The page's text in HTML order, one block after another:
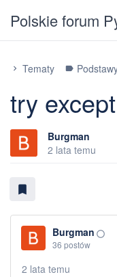
Polskie forum
chevron_right Tematy label
try except
Burgman
2 lata temu
bookmark
Burgman panorama_fish_eye
36 postów
2 lata temu